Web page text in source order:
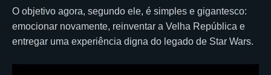
O objetivo agora, segundo ele, é simples e gigantesco:
emocionar novamente, reinventar a Velha República e
entregar uma experiência digna do legado de Star Wars.